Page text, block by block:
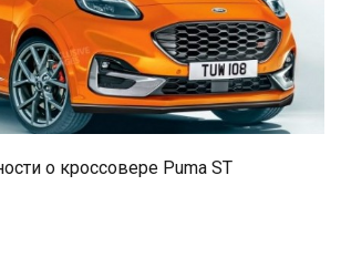
о кроссовере Puma ST